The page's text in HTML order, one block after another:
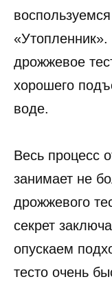
дрожжевое
хорошего
воде.
Весь процесс
занимает не
дрожжевого
секрет
опускаем
тесто очень